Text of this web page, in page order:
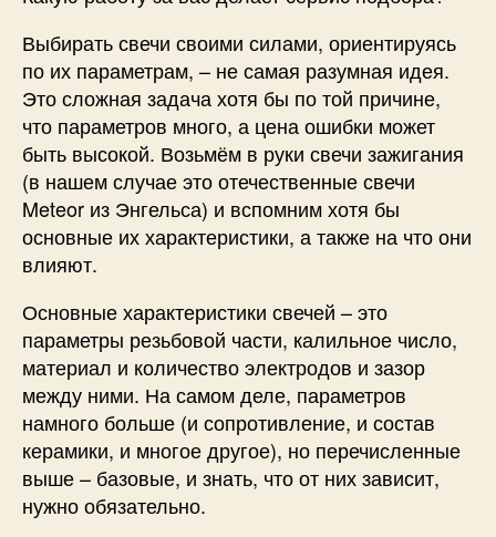
Выбирать свечи своими силами, ориентируясь
по их параметрам, – не самая разумная идея.
Это сложная задача хотя бы по той причине,
что параметров много, а цена ошибки может
быть высокой. Возьмём в руки свечи зажигания
(в нашем случае это отечественные свечи
Meteor из Энгельса) и вспомним хотя бы
основные их характеристики, а также на что они
влияют.
Основные характеристики свечей – это
параметры резьбовой части, калильное число,
материал и количество электродов и зазор
между ними. На самом деле, параметров
намного больше (и сопротивление, и состав
керамики, и многое другое), но перечисленные
выше – базовые, и знать, что от них зависит,
нужно обязательно.